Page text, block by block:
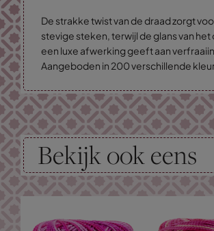
De strakke twist van de draad zorgt
stevige steken, terwijl de glans van
een luxe afwerking geeft aan
Aangeboden in 200 verschillende
Bekijk ook eens